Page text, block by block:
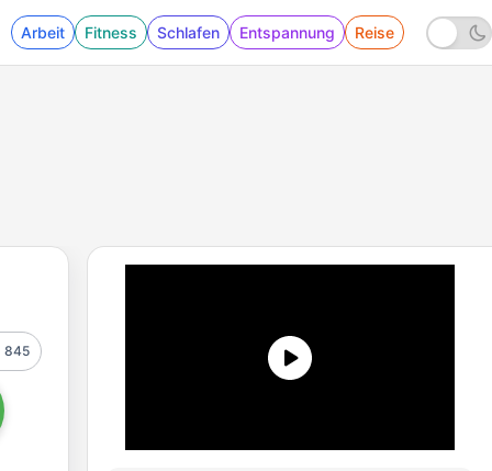
Arbeit Fitness Schlafen Entspannung Reise
845